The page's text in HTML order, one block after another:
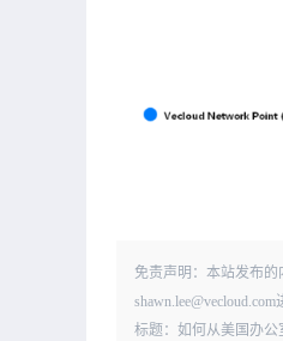
免责声明：本站发布
标题：如何从美国办公